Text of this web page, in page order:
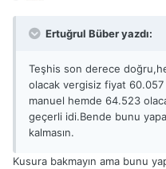
Ertuğrul Büber yazdı:
Teşhis son derece
olacak vergisiz fiyat
manuel hemde 64.523
geçerli idi.Bende bunu
kalmasın.
Kusura bakmayın ama bunu